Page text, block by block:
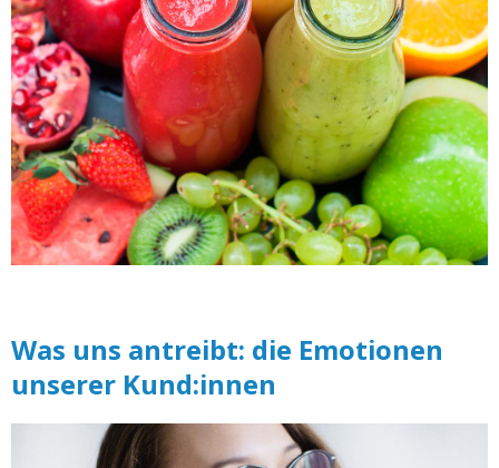
Was uns antreibt: die Emotionen
unserer Kund:innen